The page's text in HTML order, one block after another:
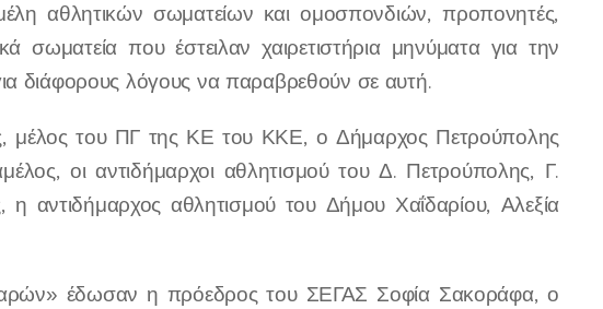
σωματείων και ομοσπονδιών, προπονητές,
που έστειλαν χαιρετιστήρια μηνύματα για την
διάφορους λόγους να παραβρεθούν σε αυτή.
του ΠΓ της ΚΕ του ΚΚΕ, ο Δήμαρχος Πετρούπολης
οι αντιδήμαρχοι αθλητισμού του Δ. Πετρούπολης, Γ.
αντιδήμαρχος αθλητισμού του Δήμου Χαΐδαρίου, Αλεξία
έδωσαν η πρόεδρος του ΣΕΓΑΣ Σοφία Σακοράφα, ο